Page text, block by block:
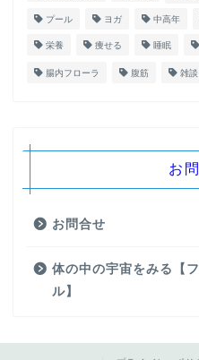
プール ヨガ 中高年
栄養 痩せる 睡眠
腸内フローラ 腹筋 雑談
お
お問合せ
体の中の宇宙をみる【
ル】